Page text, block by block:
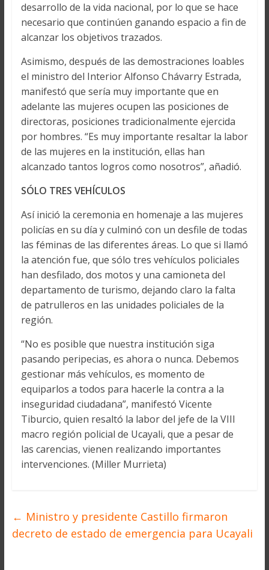
desarrollo de la vida nacional, por lo que se hace
necesario que continúen ganando espacio a fin de
alcanzar los objetivos trazados.
Asimismo, después de las demostraciones loables
el ministro del Interior Alfonso Chávarry Estrada,
manifestó que sería muy importante que en
adelante las mujeres ocupen las posiciones de
directoras, posiciones tradicionalmente ejercida
por hombres. “Es muy importante resaltar la labor
de las mujeres en la institución, ellas han
alcanzado tantos logros como nosotros”, añadió.
SÓLO TRES VEHÍCULOS
Así inició la ceremonia en homenaje a las mujeres
policías en su día y culminó con un desfile de todas
las féminas de las diferentes áreas. Lo que si llamó
la atención fue, que sólo tres vehículos policiales
han desfilado, dos motos y una camioneta del
departamento de turismo, dejando claro la falta
de patrulleros en las unidades policiales de la
región.
“No es posible que nuestra institución siga
pasando peripecias, es ahora o nunca. Debemos
gestionar más vehículos, es momento de
equiparlos a todos para hacerle la contra a la
inseguridad ciudadana”, manifestó Vicente
Tiburcio, quien resaltó la labor del jefe de la VIII
macro región policial de Ucayali, que a pesar de
las carencias, vienen realizando importantes
intervenciones. (Miller Murrieta)
← Ministro y presidente Castillo firmaron
decreto de estado de emergencia para Ucayali